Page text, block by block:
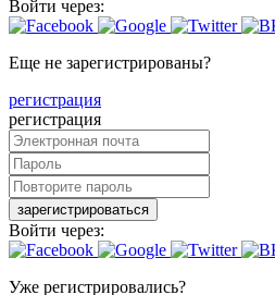
Войти через:
Еще не зарегистрированы?
регистрация
регистрация
зарегистрироваться
Войти через:
Уже регистрировались?